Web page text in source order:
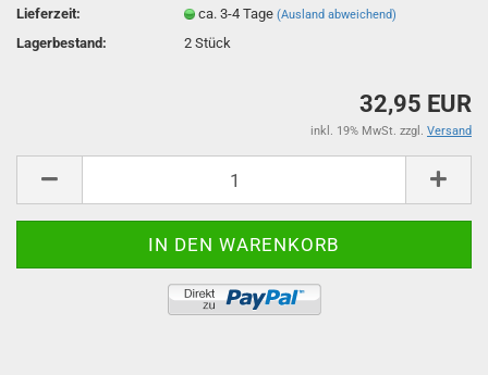
Lieferzeit:
ca. 3-4 Tage(Ausland abweichend)
Lagerbestand: 2Stück
32,95 EUR
inkl. 19% MwSt. zzgl. Versand